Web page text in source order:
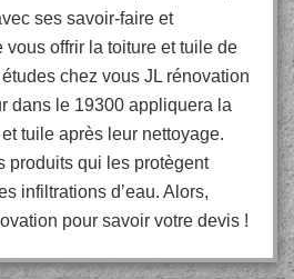
ses savoir-faire et
vous offrir la toiture et tuile de
chez vous JL rénovation
dans le 19300 appliquera la
tuile après leur nettoyage.
produits qui les protègent
infiltrations d’eau. Alors,
pour savoir votre devis !